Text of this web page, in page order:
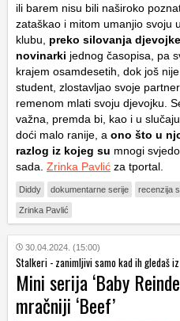
ili barem nisu bili naširoko
zataškao i mitom umanjio svoju
klubu, preko silovanja
novinarki jednog časopisa, pa
krajem osamdesetih, dok još
student, zlostavljao svoje
remenom mlati svoju djevojku.
važna, premda bi, kao i u
doći malo ranije, a ono što u
razlog iz kojeg su mnogi
sada. Zrinka Pavlić za tportal.
Diddy dokumentarne serije recenzija
Zrinka Pavlić
30.04.2024. (15:00)
Stalkeri - zanimljivi samo kad ih gledaš
Mini serija ‘Baby
mračniji ‘Beef’